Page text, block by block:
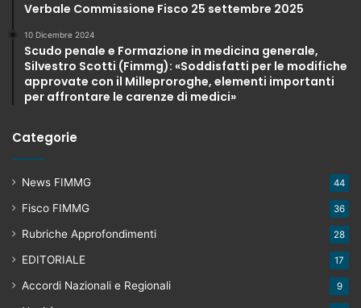
Verbale Commissione Fisco 25 settembre 2025
10 Dicembre 2024
Scudo penale e Formazione in medicina generale,
Silvestro Scotti (Fimmg): «Soddisfatti per le modifiche
approvate con il Milleproroghe, elementi importanti
per affrontare le carenze di medici»
Categorie
News FIMMG 44
Fisco FIMMG 36
Rubriche Approfondimenti 28
EDITORIALE 17
Accordi Nazionali e Regionali 9